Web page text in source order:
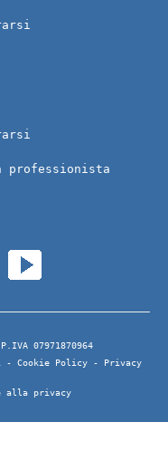
professionista
07971870964
- Cookie Policy -
Privacy
alla privacy